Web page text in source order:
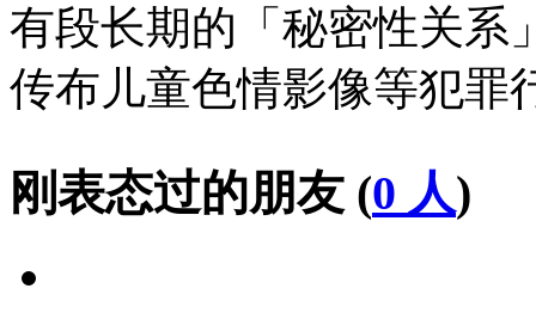
有段长期的「秘密性关系
传布儿童色情影像等犯罪
刚表态过的朋友 (0 人)